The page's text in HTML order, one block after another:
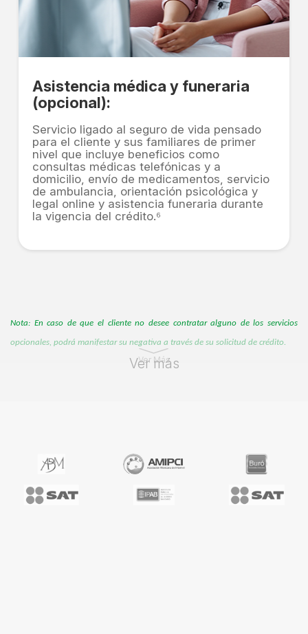
Asistencia médica y funeraria
(opcional):
Servicio ligado al seguro de vida pensado
para el cliente y sus familiares de primer
nivel que incluye beneficios como
consultas médicas telefónicas y a
domicilio, envío de medicamentos, servicio
de ambulancia, orientación psicológica y
legal online y asistencia funeraria durante
la vigencia del crédito.⁶
Nota: En caso de que el cliente no desee contratar alguno de los servicios
opcionales, podrá manifestar su negativa a través de su solicitud de crédito.
Ver Más
Ver más